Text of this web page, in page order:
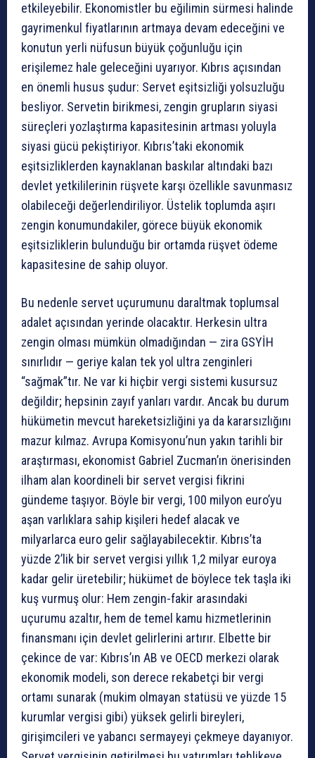
etkileyebilir. Ekonomistler bu eğilimin sürmesi halinde
gayrimenkul fiyatlarının artmaya devam edeceğini ve
konutun yerli nüfusun büyük çoğunluğu için
erişilemez hale geleceğini uyarıyor. Kıbrıs açısından
en önemli husus şudur: Servet eşitsizliği yolsuzluğu
besliyor. Servetin birikmesi, zengin grupların siyasi
süreçleri yozlaştırma kapasitesinin artması yoluyla
siyasi gücü pekiştiriyor. Kıbrıs’taki ekonomik
eşitsizliklerden kaynaklanan baskılar altındaki bazı
devlet yetkililerinin rüşvete karşı özellikle savunmasız
olabileceği değerlendiriliyor. Üstelik toplumda aşırı
zengin konumundakiler, görece büyük ekonomik
eşitsizliklerin bulunduğu bir ortamda rüşvet ödeme
kapasitesine de sahip oluyor.
Bu nedenle servet uçurumunu daraltmak toplumsal
adalet açısından yerinde olacaktır. Herkesin ultra
zengin olması mümkün olmadığından — zira GSYİH
sınırlıdır — geriye kalan tek yol ultra zenginleri
“sağmak”tır. Ne var ki hiçbir vergi sistemi kusursuz
değildir; hepsinin zayıf yanları vardır. Ancak bu durum
hükümetin mevcut hareketsizliğini ya da kararsızlığını
mazur kılmaz. Avrupa Komisyonu’nun yakın tarihli bir
araştırması, ekonomist Gabriel Zucman’ın önerisinden
ilham alan koordineli bir servet vergisi fikrini
gündeme taşıyor. Böyle bir vergi, 100 milyon euro’yu
aşan varlıklara sahip kişileri hedef alacak ve
milyarlarca euro gelir sağlayabilecektir. Kıbrıs’ta
yüzde 2’lik bir servet vergisi yıllık 1,2 milyar euroya
kadar gelir üretebilir; hükümet de böylece tek taşla iki
kuş vurmuş olur: Hem zengin-fakir arasındaki
uçurumu azaltır, hem de temel kamu hizmetlerinin
finansmanı için devlet gelirlerini artırır. Elbette bir
çekince de var: Kıbrıs’ın AB ve OECD merkezi olarak
ekonomik modeli, son derece rekabetçi bir vergi
ortamı sunarak (mukim olmayan statüsü ve yüzde 15
kurumlar vergisi gibi) yüksek gelirli bireyleri,
girişimcileri ve yabancı sermayeyi çekmeye dayanıyor.